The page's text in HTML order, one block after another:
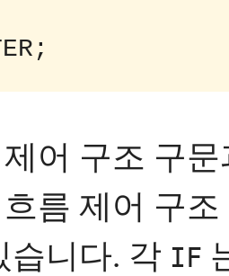
어 구조 구
름 제어 구
습니다. 각 IF